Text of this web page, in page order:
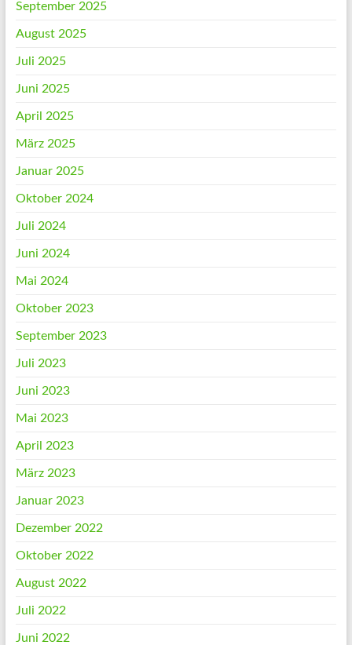
September 2025
August 2025
Juli 2025
Juni 2025
April 2025
März 2025
Januar 2025
Oktober 2024
Juli 2024
Juni 2024
Mai 2024
Oktober 2023
September 2023
Juli 2023
Juni 2023
Mai 2023
April 2023
März 2023
Januar 2023
Dezember 2022
Oktober 2022
August 2022
Juli 2022
Juni 2022